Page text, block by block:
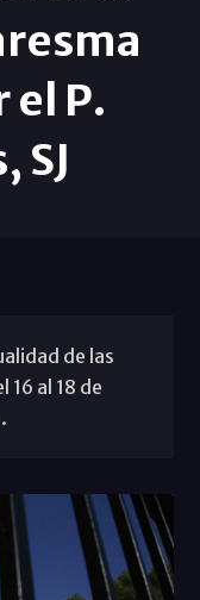
P.
SJ
de las
16 al 18 de